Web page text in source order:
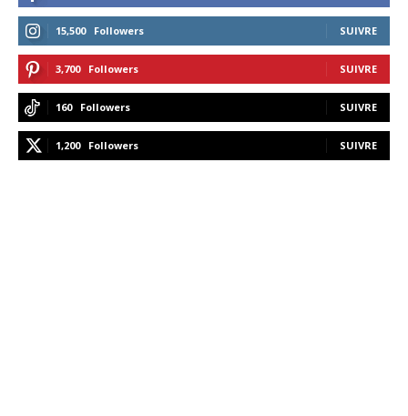
15,500 Followers SUIVRE
3,700 Followers SUIVRE
160 Followers SUIVRE
1,200 Followers SUIVRE